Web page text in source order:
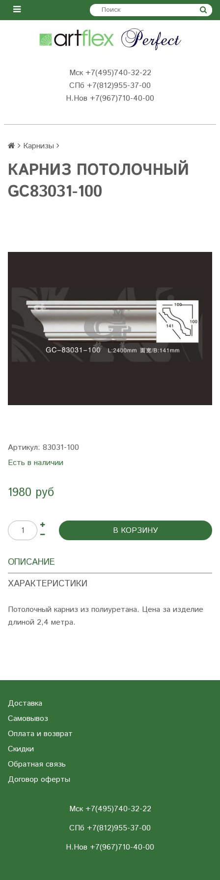
Мск +7(495)740-32-22
СПб +7(812)955-37-00
Н.Нов +7(967)710-40-00
Карнизы
КАРНИЗ ПОТОЛОЧНЫЙ
GC83031-100
Артикул: 83031-100
Есть в наличии
1980 руб
В КОРЗИНУ
ОПИСАНИЕ
ХАРАКТЕРИСТИКИ
Потолочный карниз из полиуретана. Цена за изделие
длиной 2,4 метра.
Доставка
Самовывоз
Оплата и возврат
Скидки
Обратная связь
Договор оферты
Мск +7(495)740-32-22
СПб +7(812)955-37-00
Н.Нов +7(967)710-40-00